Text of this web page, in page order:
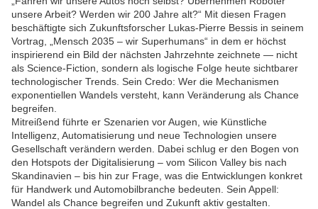
unsere Arbeit? Werden wir 200 Jahre alt?“ Mit diesen Fragen
beschäftigte sich Zukunftsforscher Lukas-Pierre Bessis in seinem
Vortrag, „Mensch 2035 – wir Superhumans“ in dem er höchst
inspirierend ein Bild der nächsten Jahrzehnte zeichnete — nicht
als Science-Fiction, sondern als logische Folge heute sichtbarer
technologischer Trends. Sein Credo: Wer die Mechanismen
exponentiellen Wandels versteht, kann Veränderung als Chance
begreifen.
Mitreißend führte er Szenarien vor Augen, wie Künstliche
Intelligenz, Automatisierung und neue Technologien unsere
Gesellschaft verändern werden. Dabei schlug er den Bogen von
den Hotspots der Digitalisierung – vom Silicon Valley bis nach
Skandinavien – bis hin zur Frage, was die Entwicklungen konkret
für Handwerk und Automobilbranche bedeuten. Sein Appell:
Wandel als Chance begreifen und Zukunft aktiv gestalten.